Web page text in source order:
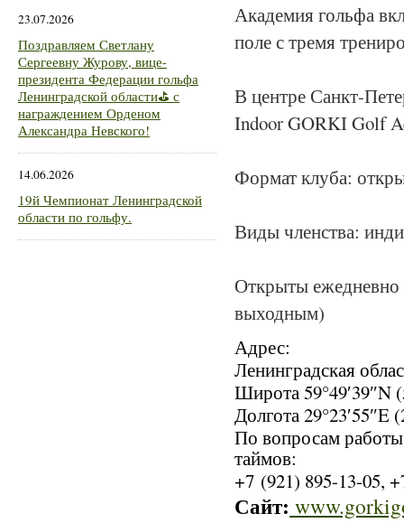
23.07.2026
Поздравляем Светлану
Сергеевну Журову, вице-
президента Федерации гольфа
Ленинградской области⛳ с
награждением Орденом
Александра Невского!
14.06.2026
19й Чемпионат Ленинградской
области по гольфу.
Академия гольфа
поле с тремя
В центре Санкт-
Indoor GORKI Golf
Формат клуба:
Виды членства:
Открыты ежедневно
выходным)
Адрес:
Ленинградская
Широта 59°49′39″N
Долгота 29°23′55″E
По вопросам
таймов:
+7 (921) 895-13-05,
Сайт: